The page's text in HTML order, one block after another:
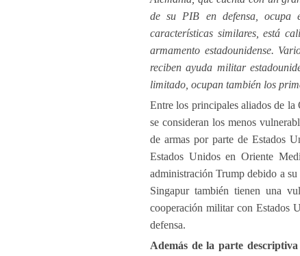
de su PIB en defensa, ocupa
características similares, está
armamento estadounidense.
reciben ayuda militar
limitado, ocupan también los
Entre los principales aliados de
se consideran los menos
de armas por parte de Estados
Estados Unidos en Oriente
administración Trump debido a
Singapur también tienen una
cooperación militar con Estados
defensa.
Además de la parte descriptiva